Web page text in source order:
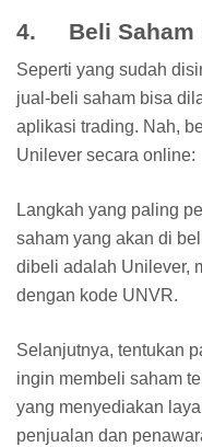
4. Beli Saham
Seperti yang sudah
jual-beli saham bisa
aplikasi trading. Nah,
Unilever secara online:
Langkah yang paling
saham yang akan di
dibeli adalah Unilever,
dengan kode UNVR.
Selanjutnya, tentukan
ingin membeli saham
yang menyediakan
penjualan dan